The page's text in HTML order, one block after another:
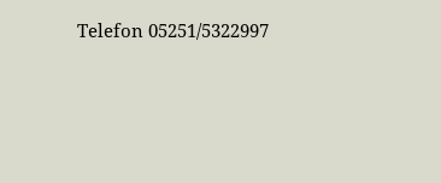
Telefon 05251/5322997